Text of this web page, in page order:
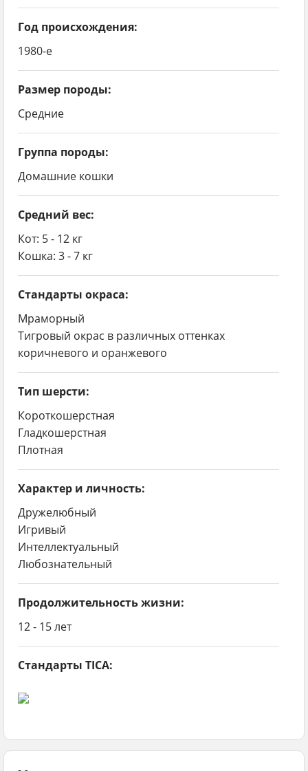
Подготовительный этап: что необходимо
знать
Содержание и уход
Питание
Активность и игры
Дружелюбие породы тойгер
Отношения с детьми
Дружелюбие с другими домашними
животными
Здоровье и болезни
Генетические особенности и
наследственные заболевания
Советы по уходу за здоровьем
Рекомендации по выбору котенка тойгер
Проверка заводчика и питомника
Оценка здоровья котенка
Цены на котят породы тойгер
Факторы, влияющие на цену
Средние цены
Фотографии породы тойгер
Год происхождения:
1980-е
Размер породы:
Средние
Группа породы:
Домашние кошки
Средний вес:
Кот: 5 - 12 кг
Кошка: 3 - 7 кг
Стандарты окраса:
Мраморный
Тигровый окрас в различных оттенках
коричневого и оранжевого
Тип шерсти:
Короткошерстная
Гладкошерстная
Плотная
Характер и личность:
Дружелюбный
Игривый
Интеллектуальный
Любознательный
Продолжительность жизни:
12 - 15 лет
Стандарты TICA: